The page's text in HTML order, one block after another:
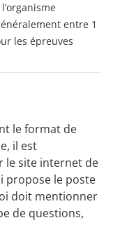
entre 1
les épreuves
le format de
il est
le site internet de
propose le poste
doit mentionner
de questions,